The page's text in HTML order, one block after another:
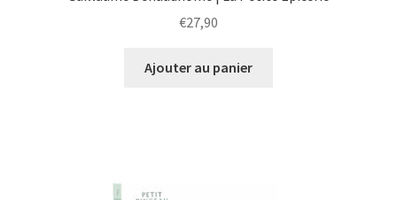
€27,90
Ajouter au panier